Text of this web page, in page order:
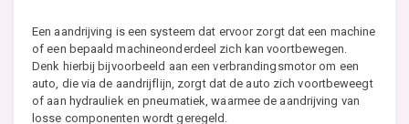
Een aandrijving is een systeem dat ervoor zorgt dat een machine
of een bepaald machineonderdeel zich kan voortbewegen.
Denk hierbij bijvoorbeeld aan een verbrandingsmotor om een
auto, die via de aandrijflijn, zorgt dat de auto zich voortbeweegt
of aan hydrauliek en pneumatiek, waarmee de aandrijving van
losse componenten wordt geregeld.